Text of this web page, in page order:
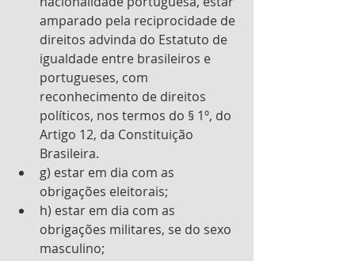
amparado pela reciprocidade de
direitos advinda do Estatuto de
igualdade entre brasileiros e
portugueses, com
reconhecimento de direitos
políticos, nos termos do § 1º, do
Artigo 12, da Constituição
Brasileira.
g) estar em dia com as
obrigações eleitorais;
h) estar em dia com as
obrigações militares, se do sexo
masculino;